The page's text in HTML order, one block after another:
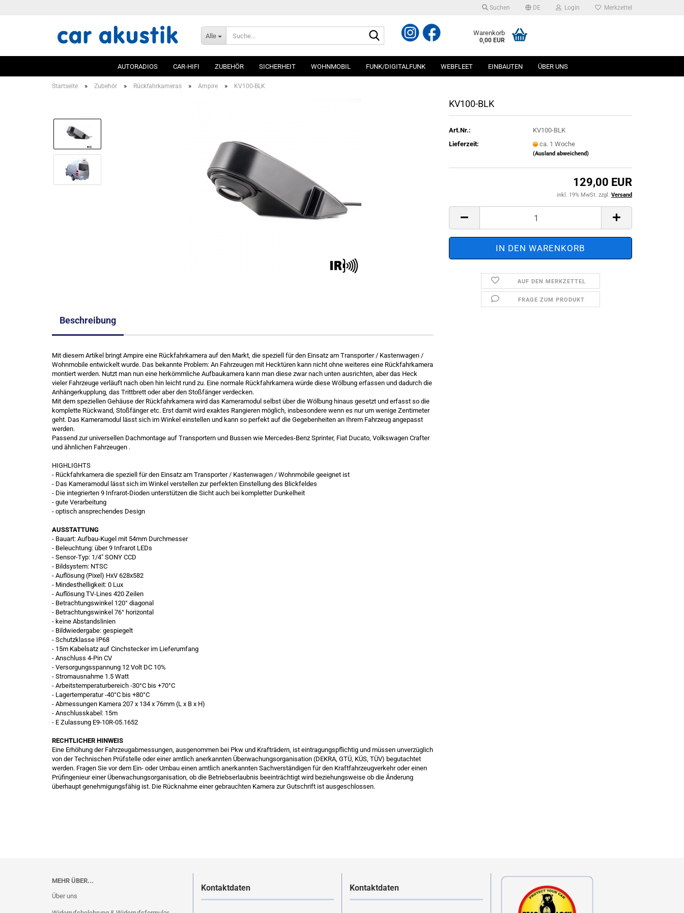
Suchen DE Login Merkzettel
Alle
Suche... Warenkorb
0,00 EUR
AUTORADIOS CAR-HIFI ZUBEHÖR SICHERHEIT WOHNMOBIL FUNK/DIGITALFUNK WEBFLEET EINBAUTEN ÜBER UNS
Startseite » Zubehör » Rückfahrkameras » Ampire » KV100-BLK
KV100-BLK
Art.Nr.:
KV100-BLK
Lieferzeit:
ca. 1 Woche
(Ausland abweichend)
129,00 EUR
inkl. 19% MwSt. zzgl. Versand
AUF DEN MERKZETTEL
FRAGE ZUM PRODUKT
Beschreibung
Mit diesem Artikel bringt Ampire eine Rückfahrkamera auf den Markt, die speziell für den Einsatz am Transporter / Kastenwagen /
Wohnmobile entwickelt wurde. Das bekannte Problem: An Fahrzeugen mit Hecktüren kann nicht ohne weiteres eine Rückfahrkamera
montiert werden. Nutzt man nun eine herkömmliche Aufbaukamera kann man diese zwar nach unten ausrichten, aber das Heck
vieler Fahrzeuge verläuft nach oben hin leicht rund zu. Eine normale Rückfahrkamera würde diese Wölbung erfassen und dadurch die
Anhängerkupplung, das Trittbrett oder aber den Stoßfänger verdecken.
Mit dem speziellen Gehäuse der Rückfahrkamera wird das Kameramodul selbst über die Wölbung hinaus gesetzt und erfasst so die
komplette Rückwand, Stoßfänger etc. Erst damit wird exaktes Rangieren möglich, insbesondere wenn es nur um wenige Zentimeter
geht. Das Kameramodul lässt sich im Winkel einstellen und kann so perfekt auf die Gegebenheiten an Ihrem Fahrzeug angepasst
werden.
Passend zur universellen Dachmontage auf Transportern und Bussen wie Mercedes-Benz Sprinter, Fiat Ducato, Volkswagen Crafter
und ähnlichen Fahrzeugen .
HIGHLIGHTS
- Rückfahrkamera die speziell für den Einsatz am Transporter / Kastenwagen / Wohnmobile geeignet ist
- Das Kameramodul lässt sich im Winkel verstellen zur perfekten Einstellung des Blickfeldes
- Die integrierten 9 Infrarot-Dioden unterstützen die Sicht auch bei kompletter Dunkelheit
- gute Verarbeitung
- optisch ansprechendes Design
AUSSTATTUNG
- Bauart: Aufbau-Kugel mit 54mm Durchmesser
- Beleuchtung: über 9 Infrarot LEDs
- Sensor-Typ: 1/4" SONY CCD
- Bildsystem: NTSC
- Auflösung (Pixel) HxV 628x582
- Mindesthelligkeit: 0 Lux
- Auflösung TV-Lines 420 Zeilen
- Betrachtungswinkel 120° diagonal
- Betrachtungswinkel 76° horizontal
- keine Abstandslinien
- Bildwiedergabe: gespiegelt
- Schutzklasse IP68
- 15m Kabelsatz auf Cinchstecker im Lieferumfang
- Anschluss 4-Pin CV
- Versorgungsspannung 12 Volt DC 10%
- Stromausnahme 1.5 Watt
- Arbeitstemperaturbereich -30°C bis +70°C
- Lagertemperatur -40°C bis +80°C
- Abmessungen Kamera 207 x 134 x 76mm (L x B x H)
- Anschlusskabel: 15m
- E Zulassung E9-10R-05.1652
RECHTLICHER HINWEIS
Eine Erhöhung der Fahrzeugabmessungen, ausgenommen bei Pkw und Krafträdern, ist eintragungspflichtig und müssen unverzüglich
von der Technischen Prüfstelle oder einer amtlich anerkannten Überwachungsorganisation (DEKRA, GTÜ, KÜS, TÜV) begutachtet
werden. Fragen Sie vor dem Ein- oder Umbau einen amtlich anerkannten Sachverständigen für den Kraftfahrzeugverkehr oder einen
Prüfingenieur einer Überwachungsorganisation, ob die Betriebserlaubnis beeinträchtigt wird beziehungsweise ob die Änderung
überhaupt genehmigungsfähig ist. Die Rücknahme einer gebrauchten Kamera zur Gutschrift ist ausgeschlossen.
MEHR ÜBER...
Über uns
Kontaktdaten Kontaktdaten